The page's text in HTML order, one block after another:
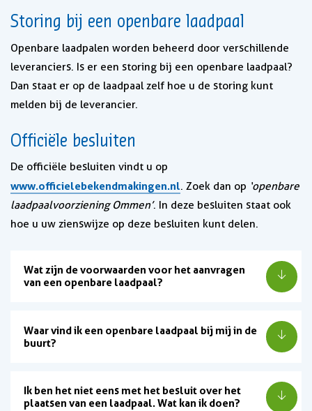
Storing bij een openbare laadpaal
Openbare laadpalen worden beheerd door verschillende
leveranciers. Is er een storing bij een openbare laadpaal?
Dan staat er op de laadpaal zelf hoe u de storing kunt
melden bij de leverancier.
Officiële besluiten
De officiële besluiten vindt u op
www.officielebekendmakingen.nl. Zoek dan op ‘openbare
laadpaalvoorziening Ommen’. In deze besluiten staat ook
hoe u uw zienswijze op deze besluiten kunt delen.
Wat zijn de voorwaarden voor het aanvragen
van een openbare laadpaal?
Waar vind ik een openbare laadpaal bij mij in de
buurt?
Ik ben het niet eens met het besluit over het
plaatsen van een laadpaal. Wat kan ik doen?